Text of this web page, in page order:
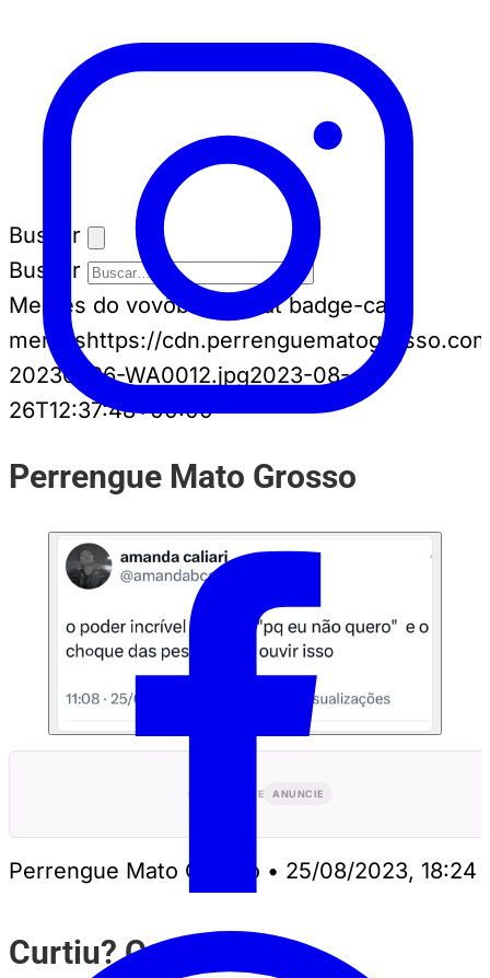
Buscar
Buscar
Memes do vovôbadge-cat badge-cat--
memeshttps://
20230826-WA0012.jpg2023-08-
26T12:37:48+00:00
Perrengue Mato Grosso
PUBLICIDADE ANUNCIE
Perrengue Mato Grosso • 25/08/2023, 18:24
Curtiu? Compartilhe